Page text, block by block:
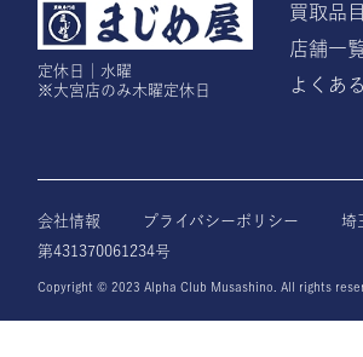
定休日｜水曜
※大宮店のみ木曜定休日
買取品目
店舗一
よくあ
会社情報 プライバシーポリシー
埼
第431370061234号
Copyright © 2023 Alpha Club Musashino. All rights